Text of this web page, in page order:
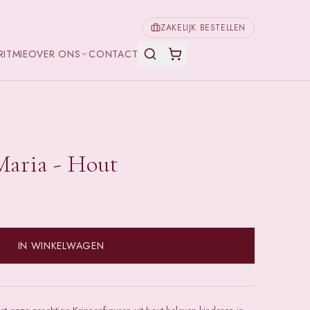
ZAKELIJK BESTELLEN
OVER ONS CONTACT
- Hout
IN WINKELWAGEN